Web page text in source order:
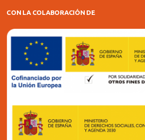
CON LA COLABORACIÓN DE